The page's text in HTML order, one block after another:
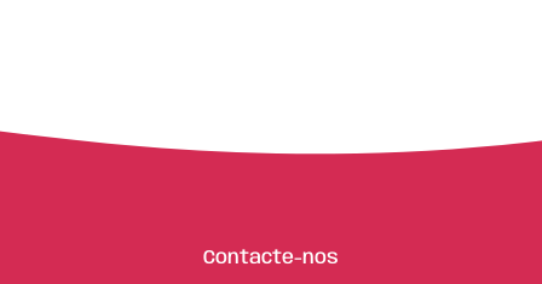
Contacte-nos